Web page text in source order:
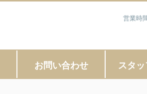
営業時
お問い合わせ スタ